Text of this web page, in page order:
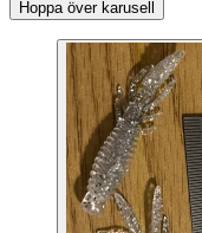
Hoppa över karusell